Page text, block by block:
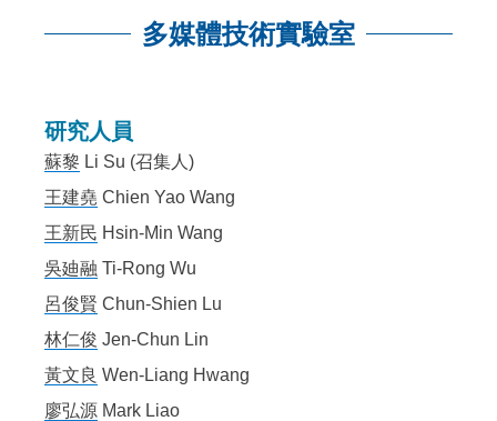
多媒體技術實驗室
研究人員
蘇黎 Li Su (召集人)
王建堯 Chien Yao Wang
王新民 Hsin-Min Wang
吳廸融 Ti-Rong Wu
呂俊賢 Chun-Shien Lu
林仁俊 Jen-Chun Lin
黃文良 Wen-Liang Hwang
廖弘源 Mark Liao